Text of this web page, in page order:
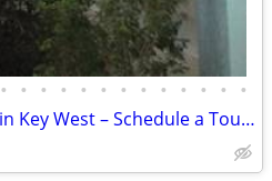
• • • • • • • • • • • • •
🏡 Apartments for Lease in Key West – Schedule a Tour Today!